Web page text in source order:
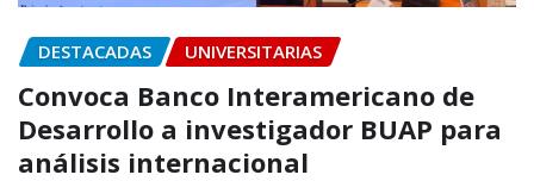
DESTACADAS UNIVERSITARIAS
Convoca Banco Interamericano de
Desarrollo a investigador BUAP para
análisis internacional